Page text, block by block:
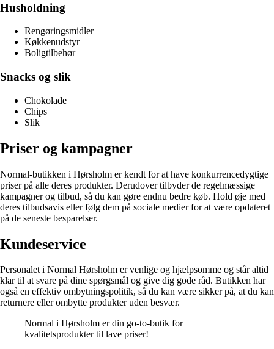
Husholdning
Rengøringsmidler
Køkkenudstyr
Boligtilbehør
Snacks og slik
Chokolade
Chips
Slik
Priser og kampagner
Normal-butikken i Hørsholm er kendt for at have konkurrencedygtige
priser på alle deres produkter. Derudover tilbyder de regelmæssige
kampagner og tilbud, så du kan gøre endnu bedre køb. Hold øje med
deres tilbudsavis eller følg dem på sociale medier for at være opdateret
på de seneste besparelser.
Kundeservice
Personalet i Normal Hørsholm er venlige og hjælpsomme og står altid
klar til at svare på dine spørgsmål og give dig gode råd. Butikken har
også en effektiv ombytningspolitik, så du kan være sikker på, at du kan
returnere eller ombytte produkter uden besvær.
Normal i Hørsholm er din go-to-butik for
kvalitetsprodukter til lave priser!